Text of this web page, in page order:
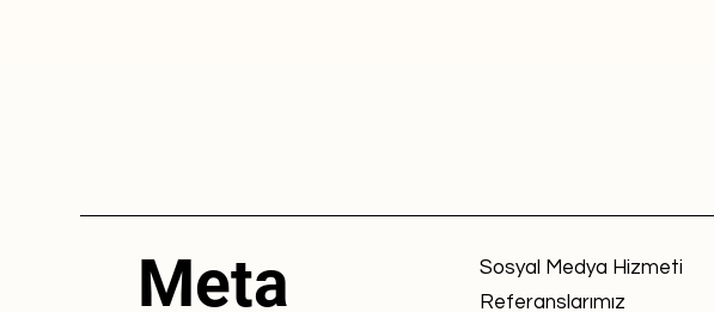
Meta
Sosyal Medya Hizmeti
Referanslarımız